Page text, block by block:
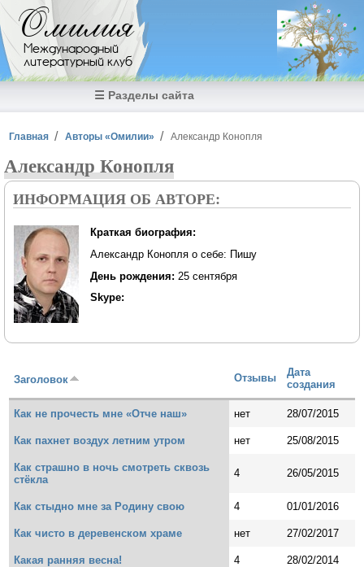
Перейти к основному содержанию
Омилия
Международный
литературный клуб
☰ Разделы сайта
Вы здесь
Главная Авторы «Омилии» Александр Конопля
Александр Конопля
ИНФОРМАЦИЯ ОБ АВТОРЕ:
Краткая биография:
Александр Конопля о себе: Пишу
День рождения: 25 сентября
Skype:
Заголовок Отзывы
Дата
создания
Как не прочесть мне «Отче наш» нет 28/07/2015
Как пахнет воздух летним утром нет 25/08/2015
Как страшно в ночь смотреть сквозь
стёкла
4 26/05/2015
Как стыдно мне за Родину свою 4 01/01/2016
Как чисто в деревенском храме нет 27/02/2017
Какая ранняя весна! 4 28/02/2014